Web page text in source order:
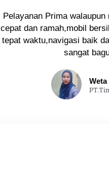
Pelayanan Prima
cepat dan ramah,mobil
tepat waktu,navigasi baik
sangat